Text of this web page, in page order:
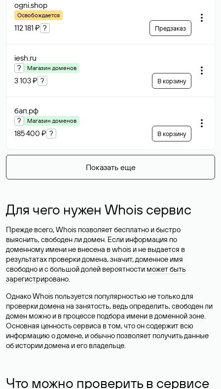
ogni.shop
Освобождается
112 181 ₽ ? Предзаказ
iesh.ru
? Магазин доменов
3 103 ₽ ? В корзину
бап.рф
? Магазин доменов
185 400 ₽ ? В корзину
Показать еще
Для чего нужен Whois сервис
Прежде всего, Whois позволяет бесплатно и быстро
выяснить, свободен ли домен. Если информация по
доменному имени не внесена в whois и не выдается в
результатах проверки домена, значит, доменное имя
свободно и с большой долей вероятности может быть
зарегистрировано.
Однако Whois пользуется популярностью не только для
проверки домена на занятость, ведь определить, свободен ли
домен можно и в процессе подбора имени в доменной зоне.
Основная ценность сервиса в том, что он содержит всю
информацию о домене, и обычно позволяет получить данные
об истории домена и его владельце.
Что можно проверить в сервисе